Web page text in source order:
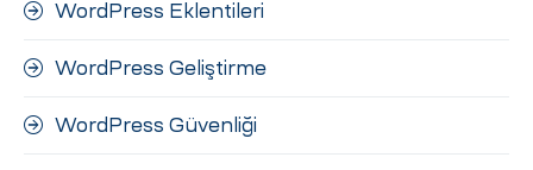
WordPress Eklentileri
WordPress Geliştirme
WordPress Güvenliği